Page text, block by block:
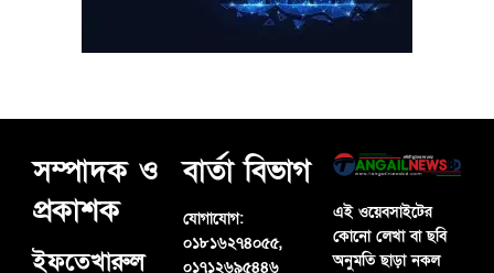
সম্পাদক ও
প্রকাশক
ইফতেখারুল
বার্তা বিভাগ
যোগাযোগ:
০১৮১৬২৭৪০৫৫,
০১৭১২৬৯৫৪৪৬
এই ওয়েবসাইটের
কোনো লেখা বা ছবি
অনুমতি ছাড়া নকল